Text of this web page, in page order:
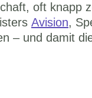
oft knapp
Avision,
– und damit